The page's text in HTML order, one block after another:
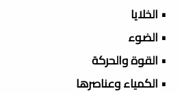
• الخلايا
• الضوء
• القوة والحركة
• الكمياء وعناصرها